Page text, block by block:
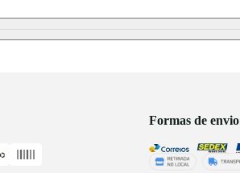
Formas de envio